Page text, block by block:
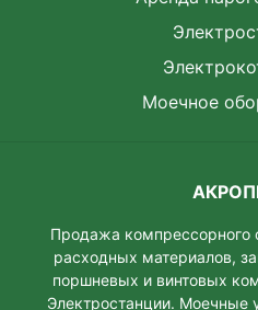
Моечное
Продажа компрессорного
расходных материалов,
поршневых и винтовых
Электростанции. Моeчные